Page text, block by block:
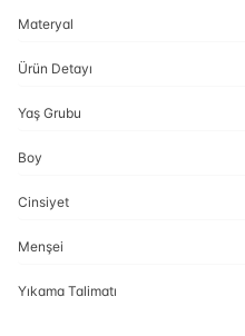
Materyal
Ürün Detayı
Yaş Grubu
Boy
Cinsiyet
Menşei
Yıkama Talimatı